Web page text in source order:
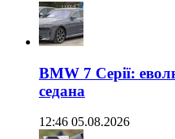
BMW 7 Серії:
седана
12:46 05.08.2026